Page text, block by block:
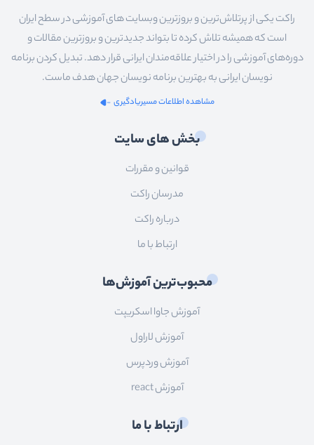
شبکه
سخت_افزار
عمومی
راکت یکی از پرتلاش‌ترین و بروزترین وبسایت های آموزشی در سطح ایران
است که همیشه تلاش کرده تا بتواند جدیدترین و بروزترین مقالات و
دوره‌های آموزشی را در اختیار علاقه‌مندان ایرانی قرار دهد. تبدیل کردن برنامه
نویسان ایرانی به بهترین برنامه نویسان جهان هدف ماست.
مشاهده اطلاعات مسیریادگیری
بخش های سایت
قوانین و مقررات
مدرسان راکت
درباره راکت
ارتباط با ما
محبوب‌ترین آموزش‌ها
آموزش جاوا اسکریپت
آموزش لاراول
آموزش وردپرس
آموزش react
ارتباط با ما